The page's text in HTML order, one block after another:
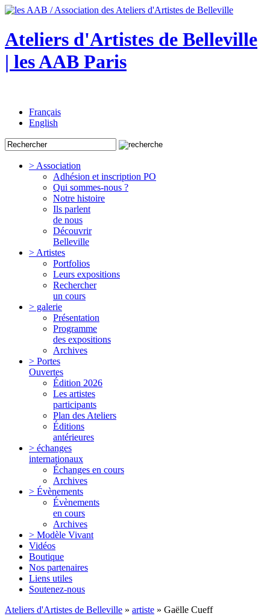
Ateliers d'Artistes de Belleville
| les AAB Paris
Français
English
> Association
Adhésion et inscription PO
Qui sommes-nous ?
Notre histoire
Ils parlent
de nous
Découvrir
Belleville
> Artistes
Portfolios
Leurs expositions
Rechercher
un cours
> galerie
Présentation
Programme
des expositions
Archives
> Portes
Ouvertes
Édition 2026
Les artistes
participants
Plan des Ateliers
Éditions
antérieures
> échanges
internationaux
Échanges en cours
Archives
> Évènements
Évènements
en cours
Archives
> Modèle Vivant
Vidéos
Boutique
Nos partenaires
Liens utiles
Soutenez-nous
Ateliers d'Artistes de Belleville » artiste » Gaëlle Cueff